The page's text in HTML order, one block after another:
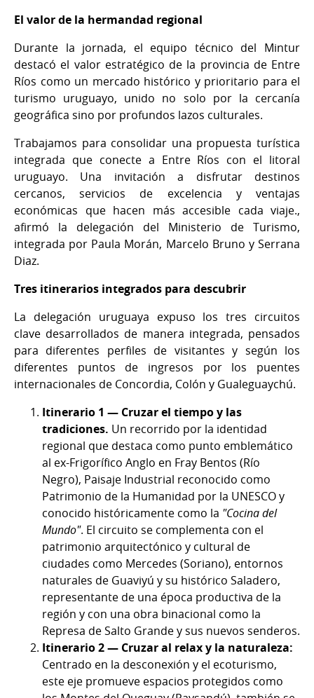
El valor de la hermandad regional
Durante la jornada, el equipo técnico del Mintur
destacó el valor estratégico de la provincia de Entre
Ríos como un mercado histórico y prioritario para el
turismo uruguayo, unido no solo por la cercanía
geográfica sino por profundos lazos culturales.
Trabajamos para consolidar una propuesta turística
integrada que conecte a Entre Ríos con el litoral
uruguayo. Una invitación a disfrutar destinos
cercanos, servicios de excelencia y ventajas
económicas que hacen más accesible cada viaje.,
afirmó la delegación del Ministerio de Turismo,
integrada por Paula Morán, Marcelo Bruno y Serrana
Diaz.
Tres itinerarios integrados para descubrir
La delegación uruguaya expuso los tres circuitos
clave desarrollados de manera integrada, pensados
para diferentes perfiles de visitantes y según los
diferentes puntos de ingresos por los puentes
internacionales de Concordia, Colón y Gualeguaychú.
Itinerario 1 — Cruzar el tiempo y las
tradiciones. Un recorrido por la identidad
regional que destaca como punto emblemático
al ex-Frigorífico Anglo en Fray Bentos (Río
Negro), Paisaje Industrial reconocido como
Patrimonio de la Humanidad por la UNESCO y
conocido históricamente como la "Cocina del
Mundo". El circuito se complementa con el
patrimonio arquitectónico y cultural de
ciudades como Mercedes (Soriano), entornos
naturales de Guaviyú y su histórico Saladero,
representante de una época productiva de la
región y con una obra binacional como la
Represa de Salto Grande y sus nuevos senderos.
Itinerario 2 — Cruzar al relax y la naturaleza:
Centrado en la desconexión y el ecoturismo,
este eje promueve espacios protegidos como